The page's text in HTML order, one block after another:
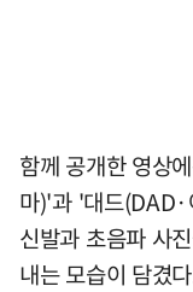
함께 공개한 영상
마)'과 '대드
신발과 초음파 사
내는 모습이 담겼